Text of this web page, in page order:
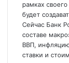
рамках
будет
Сейчас Банк
составе
ВВП,
ставки и